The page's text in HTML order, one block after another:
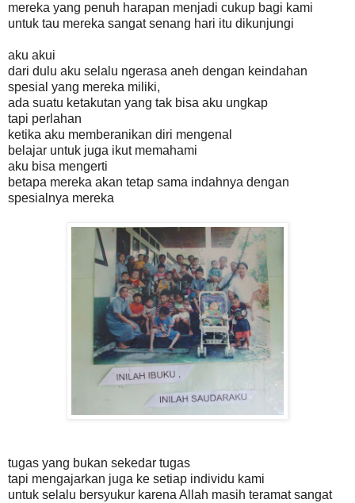
mereka yang penuh harapan menjadi cukup bagi kami
untuk tau mereka sangat senang hari itu dikunjungi
aku akui
dari dulu aku selalu ngerasa aneh dengan keindahan
spesial yang mereka miliki,
ada suatu ketakutan yang tak bisa aku ungkap
tapi perlahan
ketika aku memberanikan diri mengenal
belajar untuk juga ikut memahami
aku bisa mengerti
betapa mereka akan tetap sama indahnya dengan
spesialnya mereka
tugas yang bukan sekedar tugas
tapi mengajarkan juga ke setiap individu kami
untuk selalu bersyukur karena Allah masih teramat sangat